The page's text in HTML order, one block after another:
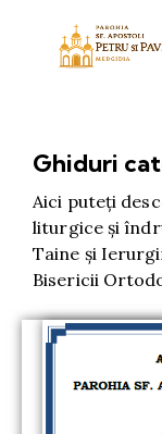
Ghiduri
Aici puteți
liturgice și
Taine și
Bisericii